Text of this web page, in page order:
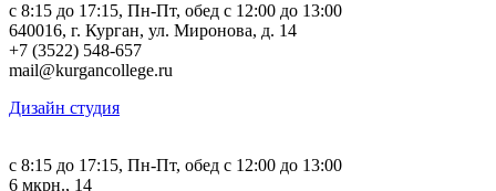
c 8:15 до 17:15, Пн-Пт, обед с 12:00 до 13:00
640016, г. Курган, ул. Миронова, д. 14
+7 (3522) 548-657
mail@kurgancollege.ru
Дизайн студия
c 8:15 до 17:15, Пн-Пт, обед с 12:00 до 13:00
6 мкрн., 14